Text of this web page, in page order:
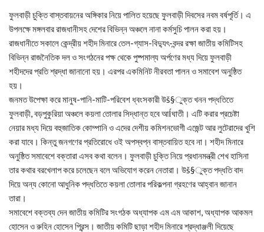
ফুলবাড়ী চুক্তি বাস্তবায়নের অঙ্গিকার নিয়ে পালিত হয়েছে ফুলবাড়ী দিবসের নবম বর্ষপূর্তি। এ
উপলক্ষে মঙ্গলবার রাজধানীসহ দেশের বিভিন্ন অঞ্চলে নানা কর্মসুচি পালন করা হয়।
রাজধানীতে সকালে কেন্দ্রীয় শহীদ মিনারে তেল-গ্যাস-বিদ্যুৎ-বন্দর রক্ষা জাতীয় কমিটিসহ
বিভিন্ন রাজনৈতিক দল ও সংগঠনের পক্ষ থেকে পুষ্পমাল্য অর্পণের মধ্য দিয়ে ফুলবাড়ী
শহীদদের প্রতি শ্রদ্ধা জানানো হয়। এরপর একমিনিট নীরবতা পালন ও সমাবেশ অনুষ্ঠিত
হয়।
জনমত উপেক্ষা করে মানুষ-পানি-মাটি-পরিবেশ ধ্বংসকারী উš§ুক্ত খনন পদ্ধতিতে
ফুলবাড়ী, বড়পুকুরিয়া অঞ্চলে কয়লা তোলার সিদ্ধান্ত হবে আÍঘাতী। এটি করার প্রচেষ্টা
নেয়ার মধ্য দিয়ে বহুজাতিক কোম্পানি ও এদের দেশীয় কমিশনভোগী এজেন্ট আর লুটেরাদের খুশি
করা যাবে। কিন্তু জনগণের প্রতিরোধে ওই অপস্বপ্ন বাস্তবায়িত হবে না। শহীদ মিনারে
অনুষ্ঠিত সমাবেশে বক্তারা এসব কথা বলেন। ফুলবাড়ী চুক্তি নিয়ে প্রধানমন্ত্রী শেখ হাসিনা
তার কথার বরখেলাপ করে চলেছেন বলে অভিযোগ করেন নেতারা। উš§ুক্ত পদ্ধতি বাদ
দিয়ে অন্য কোনো আধুনিক পদ্ধতিতে কয়লা তোলার পরিকল্পনা গ্রহণের আহ্বান জানান
তারা।
সমাবেশে বক্তব্য দেন জাতীয় কমিটির সংগঠক অধ্যাপক এম এম আকাশ, অধ্যাপক আকমল
হোসেন ও রুহিন হোসেন প্রিন্স। জাতীয় কমিটি ছাড়া শহীদ মিনারে শ্রদ্ধাঞ্জলী দিয়েছে